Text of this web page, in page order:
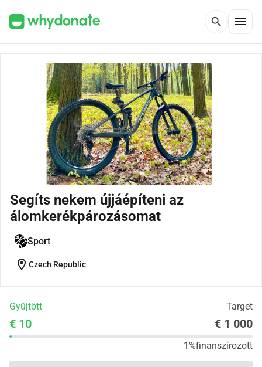
search menu
Segíts nekem újjáépíteni az
álomkerékpározásomat
Sport
location_on Czech Republic
Gyűjtött Target
€ 10 € 1 000
1%finanszírozott